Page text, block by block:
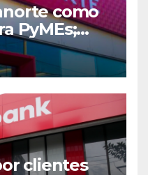
como
PyMEs;
clientes